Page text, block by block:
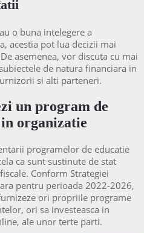
o buna intelegere a
acestia pot lua decizii mai
asemenea, vor discuta cu mai
de natura financiara in
si alti parteneri.
un program de
organizatie
programelor de educatie
ca sunt sustinute de stat
Conform Strategiei
pentru perioada 2022-2026,
ori propriile programe
ori sa investeasca in
ale unor terte parti.